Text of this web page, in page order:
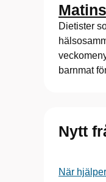
Dietister
barnmat
Nytt
När